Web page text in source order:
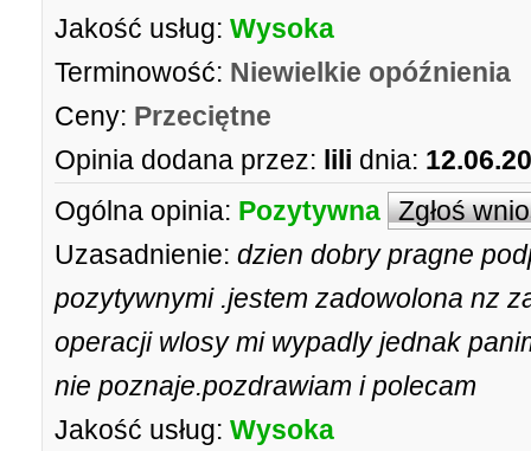
Jakość usług: Wysoka
Terminowość: Niewielkie opóźnienia
Ceny: Przeciętne
Opinia dodana przez: lili dnia:
Ogólna opinia: Pozytywna Zgłoś
Uzasadnienie: dzien dobry pragne
pozytywnymi .jestem zadowolona nz
operacji wlosy mi wypadly jednak
nie poznaje.pozdrawiam i polecam
Jakość usług: Wysoka